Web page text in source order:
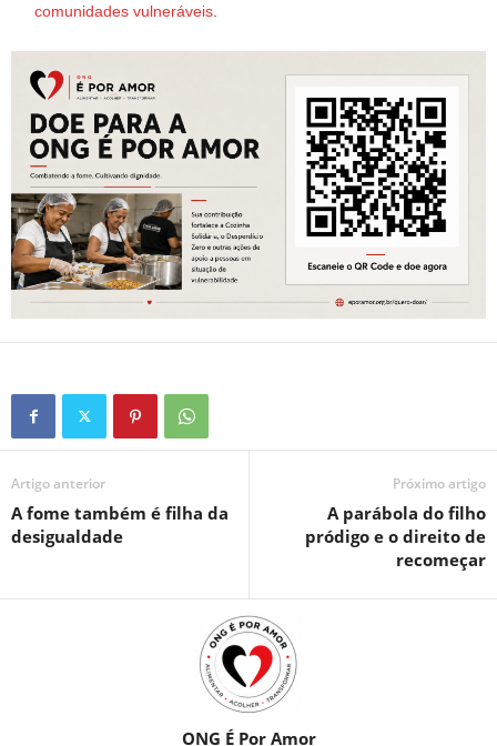
comunidades vulneráveis
Artigo anterior
A fome também é filha da
desigualdade
Próximo artigo
A parábola do filho
pródigo e o direito de
recomeçar
ONG É Por Amor